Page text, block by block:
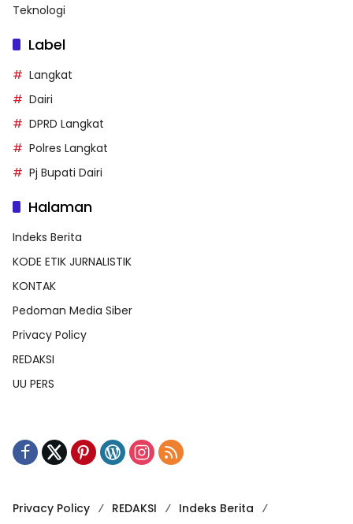
Teknologi
Label
Langkat
Dairi
DPRD Langkat
Polres Langkat
Pj Bupati Dairi
Halaman
Indeks Berita
KODE ETIK JURNALISTIK
KONTAK
Pedoman Media Siber
Privacy Policy
REDAKSI
UU PERS
Privacy Policy REDAKSI
Indeks Berita